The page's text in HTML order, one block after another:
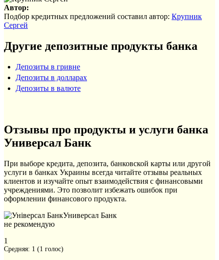
Автор:
Подбор кредитных предложений составил автор: Крупник
Сергей
Другие депозитные продукты банка
Депозиты в гривне
Депозиты в долларах
Депозиты в валюте
Отзывы про продукты и услуги банка
Универсал Банк
При выборе кредита, депозита, банковской карты или другой
услуги в банках Украины всегда читайте отзывы реальных
клиентов и изучайте опыт взаимодействия с финансовыми
учреждениями. Это позволит избежать ошибок при
оформлении финансового продукта.
Универсал Банк
не рекомендую
1
Средняя: 1 (1 голос)